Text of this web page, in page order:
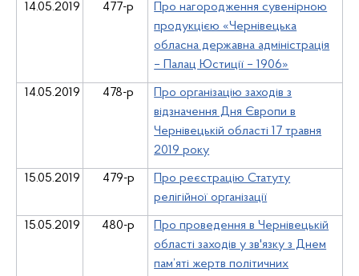
14.05.2019 477-р
Про нагородження сувенірною
продукцією «Чернівецька
обласна державна адміністрація
– Палац Юстиції – 1906»
14.05.2019 478-р
Про організацію заходів з
відзначення Дня Європи в
Чернівецькій області 17 травня
2019 року
15.05.2019 479-р
Про реєстрацію Статуту
релігійної організації
15.05.2019 480-р
Про проведення в Чернівецькій
області заходів у зв'язку з Днем
пам’яті жертв політичних